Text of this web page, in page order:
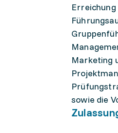
Marketing
sowie die